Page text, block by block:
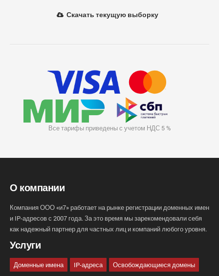
Скачать текущую выборку
Все тарифы приведены с учетом НДС 5 %
О компании
Компания ООО «и7» работает на рынке регистрации доменных имен
и IP-адресов с 2007 года. За это время мы зарекомендовали себя
как надежный партнер для частных лиц и компаний любого уровня.
Услуги
Доменные имена IP-адреса Освобождающиеся домены